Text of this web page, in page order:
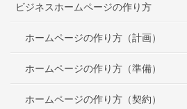
ビジネスホームページの作り方
ホームページの作り方（計画）
ホームページの作り方（準備）
ホームページの作り方（契約）